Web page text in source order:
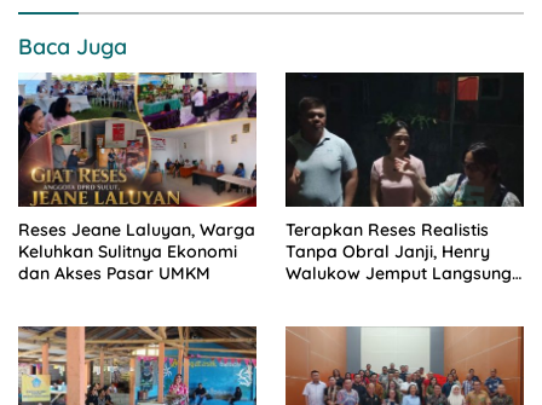
Baca Juga
Reses Jeane Laluyan, Warga
Keluhkan Sulitnya Ekonomi
dan Akses Pasar UMKM
Terapkan Reses Realistis
Tanpa Obral Janji, Henry
Walukow Jemput Langsung